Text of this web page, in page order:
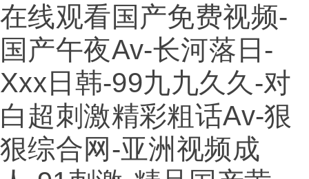
在线观看国产免费视频-
国产午夜av-长河落日-
Xxx日韩-99九九久久-对
白超刺激精彩粗话av-狠
狠综合网-亚洲视频成